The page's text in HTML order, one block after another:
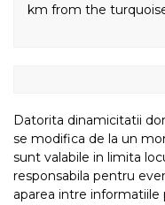
km from the
Datorita dinamicitatii
se modifica de la un
sunt valabile in limita
responsabila pentru
aparea intre informatiile